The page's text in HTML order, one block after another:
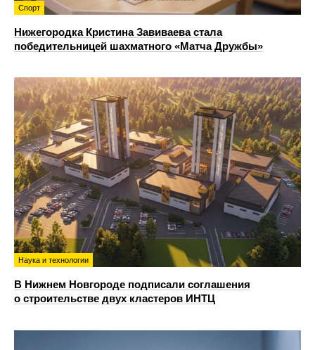
Спорт
Нижегородка Кристина Завиваева стала
победительницей шахматного «Матча Дружбы»
Наука и технологии
В Нижнем Новгороде подписали соглашения
о строительстве двух кластеров ИНТЦ